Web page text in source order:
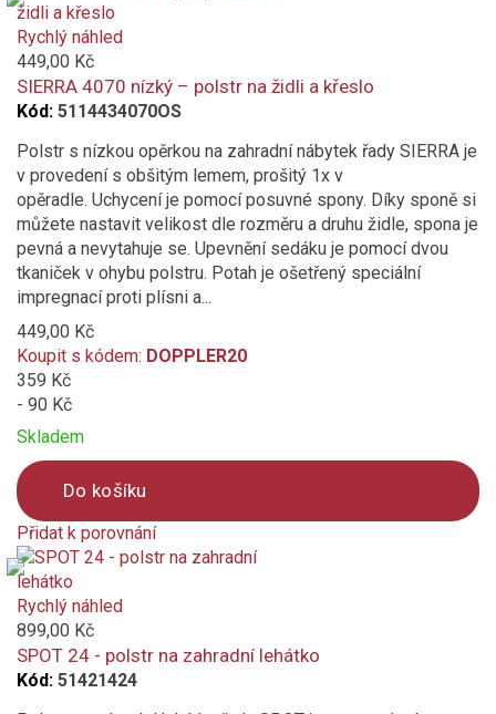
is
added
to
compare
Rychlý náhled
449,00 Kč
SIERRA 4070 nízký – polstr na židli a křeslo
Kód: 5114434070OS
Polstr s nízkou opěrkou na zahradní nábytek řady SIERRA je
v provedení s obšitým lemem, prošitý 1x v
opěradle. Uchycení je pomocí posuvné spony. Díky sponě si
můžete nastavit velikost dle rozměru a druhu židle, spona je
pevná a nevytahuje se. Upevnění sedáku je pomocí dvou
tkaniček v ohybu polstru. Potah je ošetřený speciální
impregnací proti plísni a...
449,00 Kč
Koupit s kódem: DOPPLER20
359 Kč
- 90 Kč
Skladem
Do košíku
Přidat k porovnání
Product
is
added
to
compare
Rychlý náhled
899,00 Kč
SPOT 24 - polstr na zahradní lehátko
Kód: 51421424